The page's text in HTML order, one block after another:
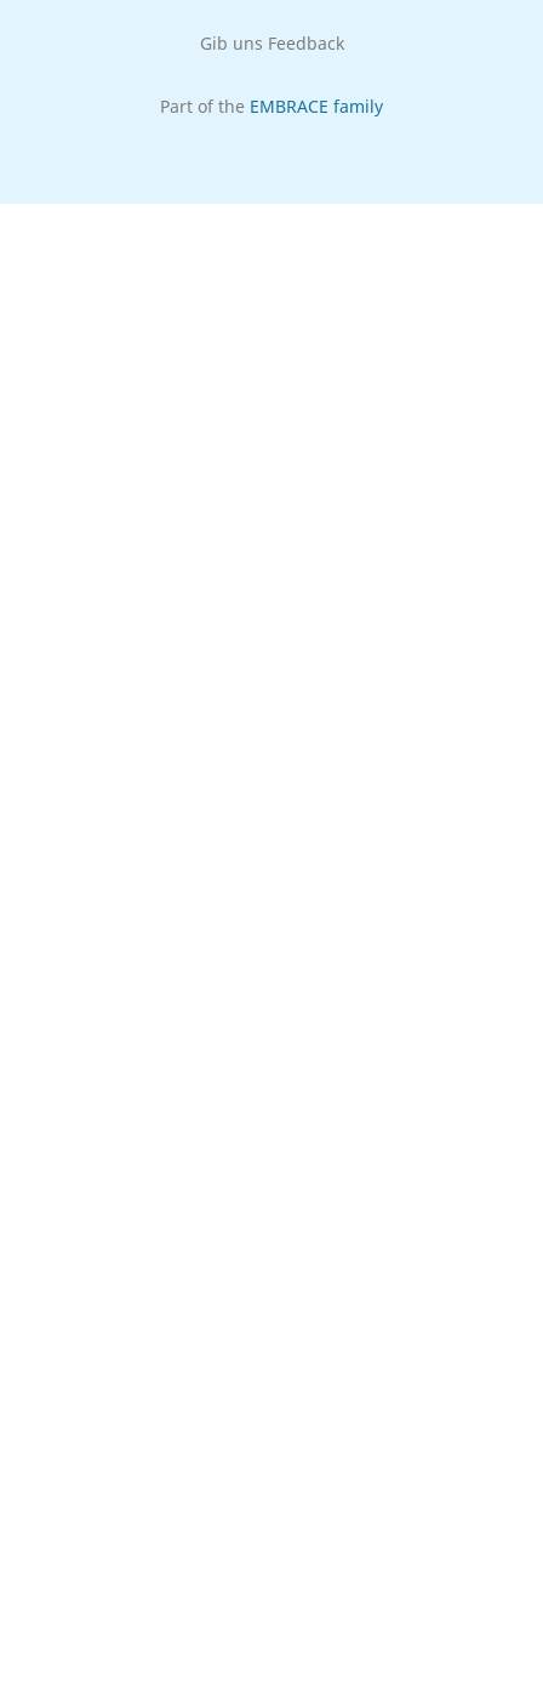
Gib uns Feedback
Part of the EMBRACE family